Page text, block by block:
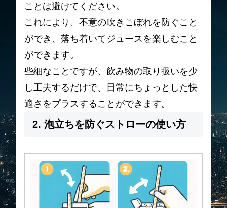
ことは避けてください。
これにより、不意の吹きこぼれを防ぐこと
ができ、落ち着いてジュースを楽しむこと
ができます。
些細なことですが、飲み物の取り扱いを少
し工夫するだけで、日常にちょっとした快
適さをプラスすることができます。
2. 泡立ちを防ぐストローの使い方